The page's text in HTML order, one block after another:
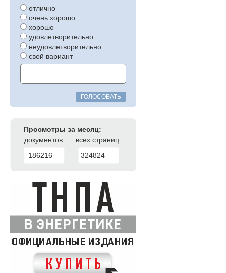
отлично
очень хорошо
хорошо
удовлетворительно
неудовлетворительно
свой вариант
ГОЛОСОВАТЬ
Просмотры за месяц:
документов
всех страниц
186216
324824